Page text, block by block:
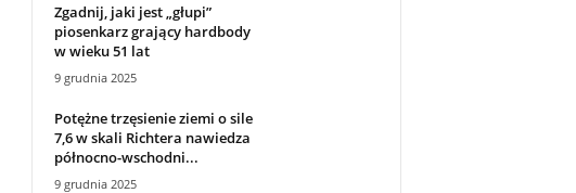
Zgadnij, jaki jest „głupi”
piosenkarz grający hardbody
w wieku 51 lat
9 grudnia 2025
Potężne trzęsienie ziemi o sile
7,6 w skali Richtera nawiedza
północno-wschodni...
9 grudnia 2025